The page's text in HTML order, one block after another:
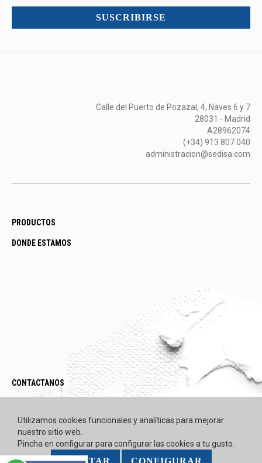
mucho
SUSCRIBIRSE
Calle del Puerto de Pozazal, 4, Naves 6 y 7
28031 - Madrid
A28962074
(+34) 913 807 040
administracion@sedisa.com
PRODUCTOS
DONDE ESTAMOS
CONTACTANOS
Utilizamos cookies funcionales y analíticas para mejorar
nuestro sitio web.
Pincha en configurar para configurar las cookies a tu gusto.
ACEPTAR CONFIGURAR